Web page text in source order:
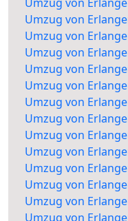
Umzug von
Umzug von
Umzug von
Umzug von
Umzug von
Umzug von
Umzug von
Umzug von
Umzug von
Umzug von
Umzug von
Umzug von
Umzug von